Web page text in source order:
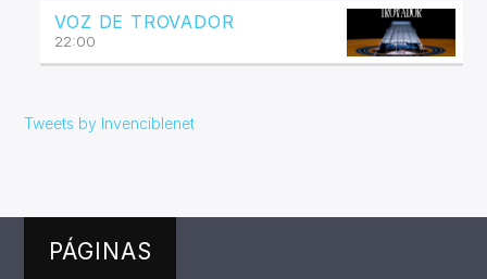
VOZ DE TROVADOR
22:00
Tweets by Invenciblenet
PÁGINAS